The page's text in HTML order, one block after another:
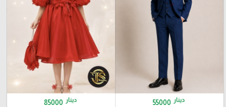
55000 دينار 85000 دينار